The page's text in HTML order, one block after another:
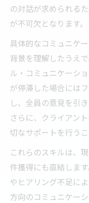
の対話が求められる
が不可欠となります。
具体的なコミュニケ
背景を理解したうえ
ル・コミュニケーシ
が停滞した場合には
し、全員の意見を引
さらに、クライアン
切なサポートを行うこ
これらのスキルは、
件獲得にも直結しま
やヒアリング不足に
方向のコミュニケー